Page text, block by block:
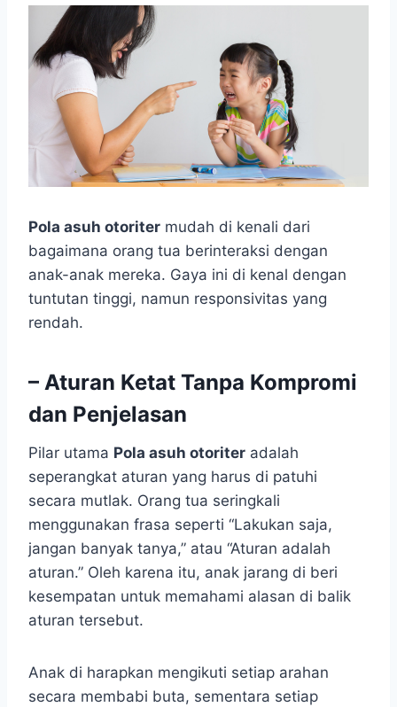
Pola asuh otoriter mudah di kenali dari
bagaimana orang tua berinteraksi dengan
anak-anak mereka. Gaya ini di kenal dengan
tuntutan tinggi, namun responsivitas yang
rendah.
– Aturan Ketat Tanpa Kompromi
dan Penjelasan
Pilar utama Pola asuh otoriter adalah
seperangkat aturan yang harus di patuhi
secara mutlak. Orang tua seringkali
menggunakan frasa seperti “Lakukan saja,
jangan banyak tanya,” atau “Aturan adalah
aturan.” Oleh karena itu, anak jarang di beri
kesempatan untuk memahami alasan di balik
aturan tersebut.
Anak di harapkan mengikuti setiap arahan
secara membabi buta, sementara setiap